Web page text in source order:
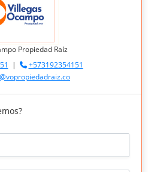
Propiedad Raíz
|
+573192354151